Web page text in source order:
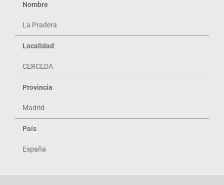
Nombre
La Pradera
Localidad
CERCEDA
Provincia
Madrid
País
España